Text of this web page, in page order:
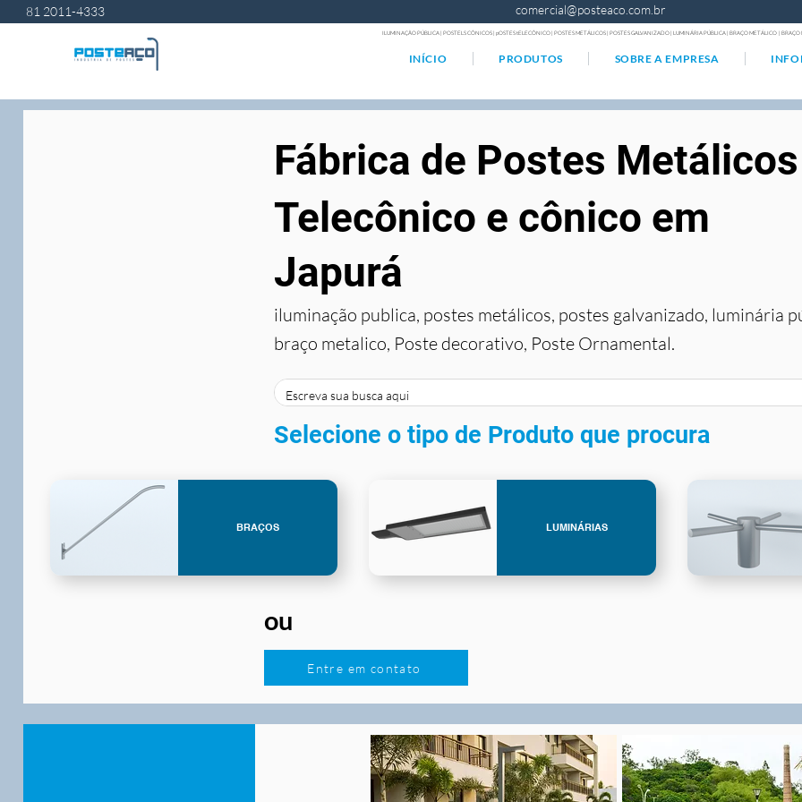
81 2011-4333 comercial@posteaco.com.br
ILUMINAÇÃO PÚBLICA | POSTELS CÔNICOS | pOSTES tELECÔNICO | POSTES METÁLICOS | POSTES GALVANIZADO | LUMINÁRIA PÚBLICA | BRAÇO METÁLICO |
INÍCIO PRODUTOS SOBRE A EMPRESA
Japurá
Fábrica de Postes Metálicos
Telecônico e cônico em
iluminação publica, postes metálicos, postes galvanizado, luminária
braço metalico, Poste decorativo, Poste Ornamental.
Selecione o tipo de Produto que procura
BRAÇOS LUMINÁRIAS
ou
Entre em contato